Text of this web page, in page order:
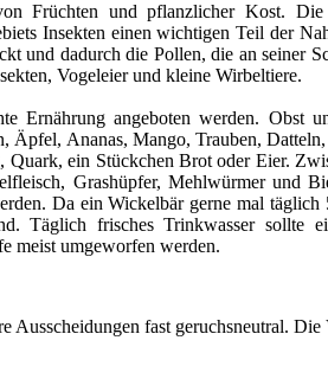
Früchten und pflanzlicher Kost.
Insekten einen wichtigen Teil der
und dadurch die Pollen, die an seiner
Vogeleier und kleine Wirbeltiere.
Ernährung angeboten werden. Obst
Ananas, Mango, Trauben,
ein Stückchen Brot oder Eier.
Grashüpfer, Mehlwürmer und
Da ein Wickelbär gerne mal
Täglich frisches Trinkwasser sollte
meist umgeworfen werden.
fast geruchsneutral.